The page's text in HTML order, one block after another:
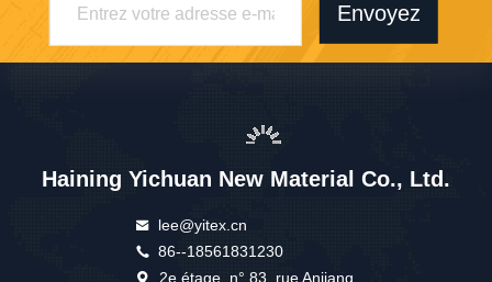
Envoyez
Haining Yichuan New Material Co., Ltd.
lee@yitex.cn
86--18561831230
2e étage, n° 83, rue Anjiang,